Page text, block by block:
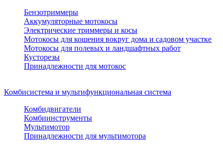
Бензотриммеры
Аккумуляторные мотокосы
Электрические триммеры и косы
Мотокосы для кошения вокруг дома и садовом участке
Мотокосы для полевых и ландшафтных работ
Кусторезы
Принадлежности для мотокос
Комбисистема и мультифункциональная система
Комбидвигатели
Комбиинструменты
Мультимотор
Принадлежности для мультимотора